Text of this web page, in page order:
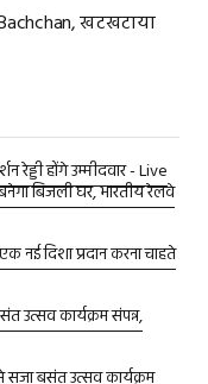
खटखटाया
रेड्डी होंगे उम्मीदवार - Live
बिजली घर, भारतीय रेलवे
नई दिशा प्रदान करना चाहते
कार्यक्रम संपन्न,